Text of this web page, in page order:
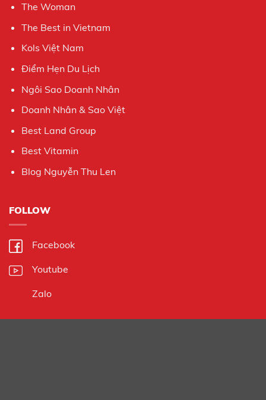
The Woman
The Best in Vietnam
Kols Việt Nam
Điểm Hẹn Du Lịch
Ngôi Sao Doanh Nhân
Doanh Nhân & Sao Việt
Best Land Group
Best Vitamin
Blog Nguyễn Thu Len
FOLLOW
Facebook
Youtube
Zalo